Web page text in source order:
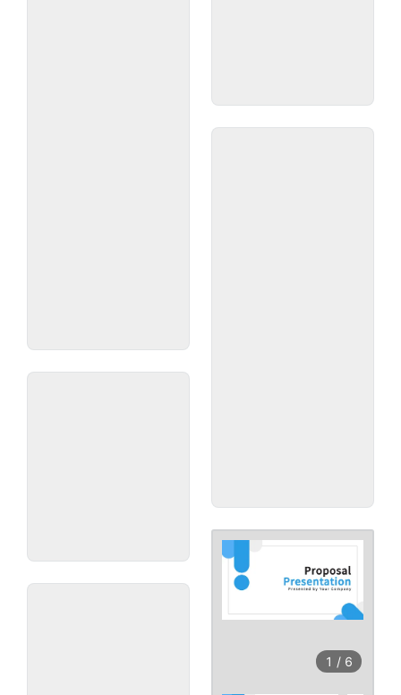
1 / 6